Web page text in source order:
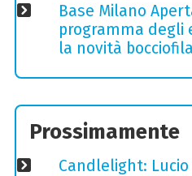
Base Milano
programma degli
la novità bocciofila
Prossimamente
Candlelight: